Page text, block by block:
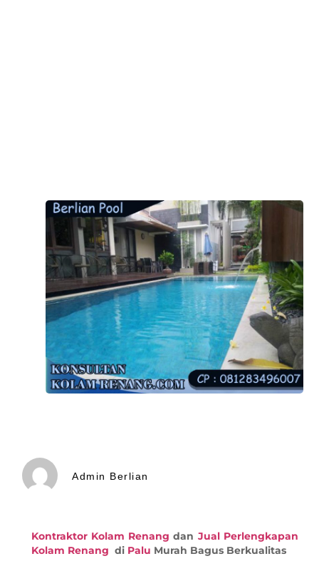
Admin Berlian
Kontraktor Kolam Renang dan Jual Perlengkapan
Kolam Renang di Palu Murah Bagus Berkualitas